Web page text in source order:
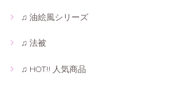
♫ 油絵風シリーズ
♫ 法被
♫ HOT!! 人気商品